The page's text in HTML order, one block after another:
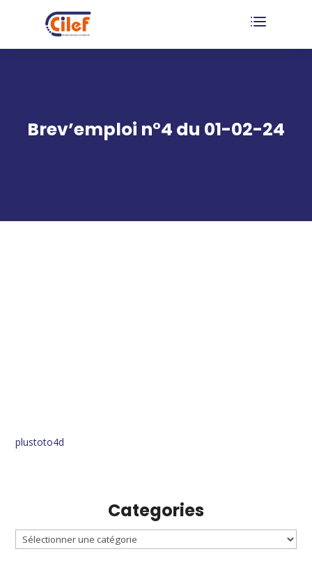
Brev’emploi n°4 du 01-02-24
plustoto4d
Categories